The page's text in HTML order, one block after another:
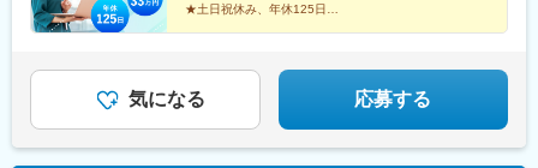
★土日祝休み、年休125日
気になる 応募する